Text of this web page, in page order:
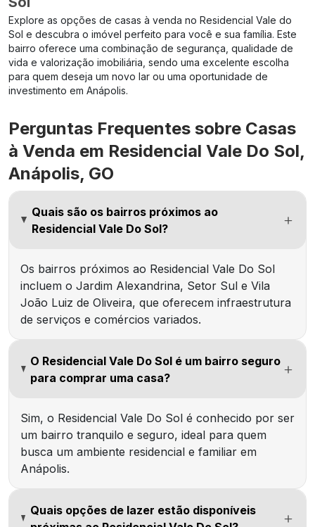
Explore as opções de casas à venda no Residencial Vale do
Sol e descubra o imóvel perfeito para você e sua família. Este
bairro oferece uma combinação de segurança, qualidade de
vida e valorização imobiliária, sendo uma excelente escolha
para quem deseja um novo lar ou uma oportunidade de
investimento em Anápolis.
Perguntas Frequentes sobre Casas
à Venda em Residencial Vale Do Sol,
Anápolis, GO
Quais são os bairros próximos ao
Residencial Vale Do Sol?
Os bairros próximos ao Residencial Vale Do Sol
incluem o Jardim Alexandrina, Setor Sul e Vila
João Luiz de Oliveira, que oferecem infraestrutura
de serviços e comércios variados.
O Residencial Vale Do Sol é um bairro seguro
para comprar uma casa?
Sim, o Residencial Vale Do Sol é conhecido por ser
um bairro tranquilo e seguro, ideal para quem
busca um ambiente residencial e familiar em
Anápolis.
Quais opções de lazer estão disponíveis